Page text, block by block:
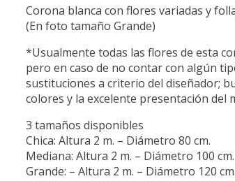
Corona blanca con flores variadas y
(En foto tamaño Grande)
*Usualmente todas las flores de esta
pero en caso de no contar con algún
sustituciones a criterio del diseñador;
colores y la excelente presentación del
3 tamaños disponibles
Chica: Altura 2 m. – Diámetro 80 cm.
Mediana: Altura 2 m. – Diámetro 100 cm.
Grande: – Altura 2 m. – Diámetro 120 cm.